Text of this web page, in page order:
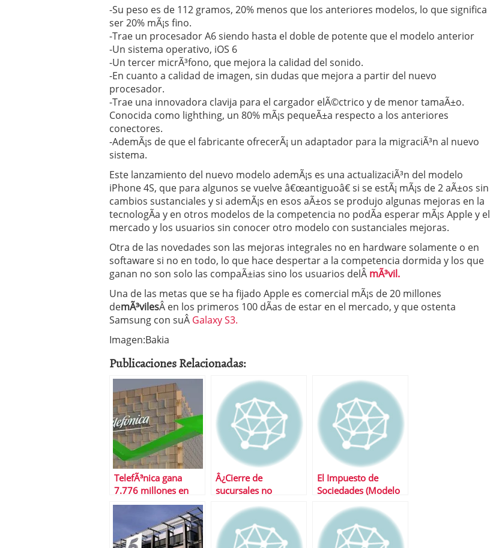
-Su peso es de 112 gramos, 20% menos que los anteriores modelos, lo que significa
ser 20% mÃ¡s fino.
-Trae un procesador A6 siendo hasta el doble de potente que el modelo anterior
-Un sistema operativo, iOS 6
-Un tercer micrÃ³fono, que mejora la calidad del sonido.
-En cuanto a calidad de imagen, sin dudas que mejora a partir del nuevo
procesador.
-Trae una innovadora clavija para el cargador elÃ©ctrico y de menor tamaÃ±o.
Conocida como lighthing, un 80% mÃ¡s pequeÃ±a respecto a los anteriores
conectores.
-AdemÃ¡s de que el fabricante ofrecerÃ¡ un adaptador para la migraciÃ³n al nuevo
sistema.
Este lanzamiento del nuevo modelo ademÃ¡s es una actualizaciÃ³n del modelo
iPhone 4S, que para algunos se vuelve â€œantiguoâ€ si se estÃ¡ mÃ¡s de 2 aÃ±os sin
cambios sustanciales y si ademÃ¡s en esos aÃ±os se produjo algunas mejoras en la
tecnologÃ­a y en otros modelos de la competencia no podÃ­a esperar mÃ¡s Apple y el
mercado y los usuarios sin conocer otro modelo con sustanciales mejoras.
Otra de las novedades son las mejoras integrales no en hardware solamente o en
softaware si no en todo, lo que hace despertar a la competencia dormida y los que
ganan no son solo las compaÃ±ias sino los usuarios delÂ mÃ³vil.
Una de las metas que se ha fijado Apple es comercial mÃ¡s de 20 millones
demÃ³vilesÂ en los primeros 100 dÃ­as de estar en el mercado, y que ostenta
Samsung con suÂ Galaxy S3.
Imagen:Bakia
Publicaciones Relacionadas:
TelefÃ³nica gana
7.776 millones en
2009
Â¿Cierre de
sucursales no
El Impuesto de
Sociedades (Modelo
con la
AdministraciÃ³n por
Internet